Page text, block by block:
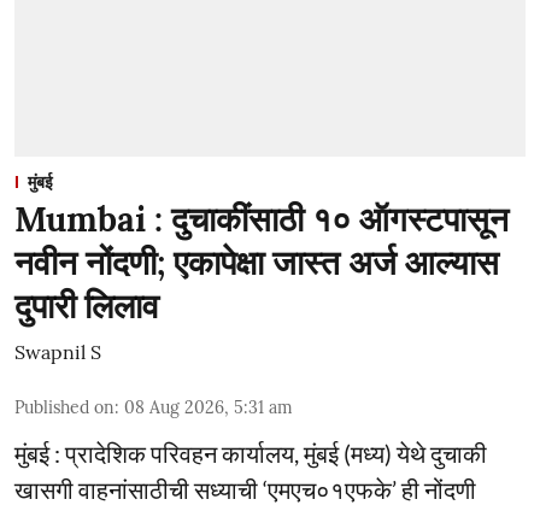
मुंबई
Mumbai : दुचाकींसाठी १० ऑगस्टपासून
नवीन नोंदणी; एकापेक्षा जास्त अर्ज आल्यास
दुपारी लिलाव
Swapnil S
Published on: 08 Aug 2026, 5:31 am
मुंबई : प्रादेशिक परिवहन कार्यालय, मुंबई (मध्य) येथे दुचाकी
खासगी वाहनांसाठीची सध्याची ‘एमएच०१एफके’ ही नोंदणी